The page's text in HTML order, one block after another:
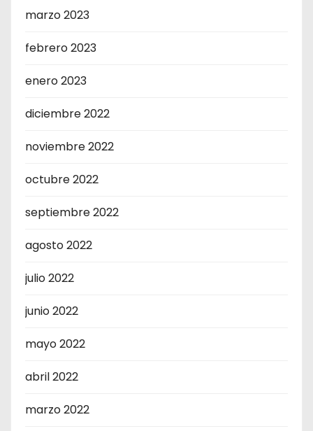
marzo 2023
febrero 2023
enero 2023
diciembre 2022
noviembre 2022
octubre 2022
septiembre 2022
agosto 2022
julio 2022
junio 2022
mayo 2022
abril 2022
marzo 2022